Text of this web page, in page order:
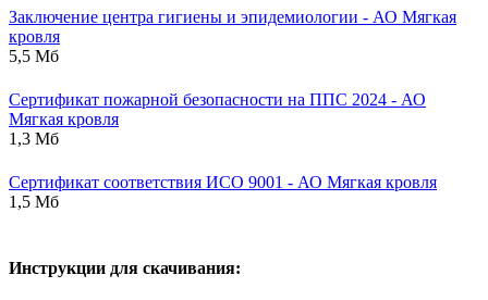
Заключение центра гигиены и эпидемиологии - АО Мягкая
кровля
5,5 Мб
Сертификат пожарной безопасности на ППС 2024 - АО
Мягкая кровля
1,3 Мб
Сертификат соответствия ИСО 9001 - АО Мягкая кровля
1,5 Мб
Инструкции для скачивания: